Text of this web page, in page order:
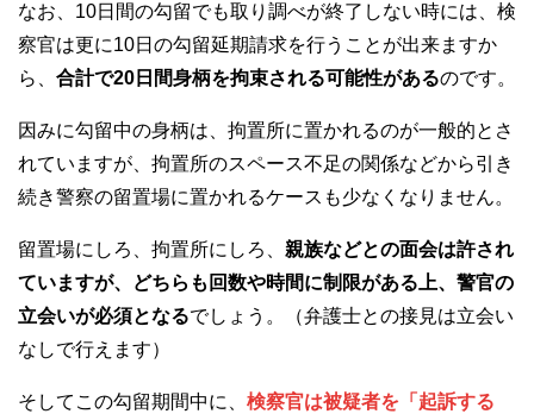
なお、10日間の勾留でも取り調べが終了しない時には、検
察官は更に10日の勾留延期請求を行うことが出来ますか
ら、 合計で20日間身柄を拘束される可能性があるのです。
因みに勾留中の身柄は、拘置所に置かれるのが一般的とさ
れていますが、拘置所のスペース不足の関係などから引き
続き警察の留置場に置かれるケースも少なくなりません。
留置場にしろ、拘置所にしろ、 親族などとの面会は許され
ていますが、どちらも回数や時間に制限がある上、警官の
立会いが必須となるでしょう。（弁護士との接見は立会い
なしで行えます）
そしてこの勾留期間中に、 検察官は被疑者を「起訴する